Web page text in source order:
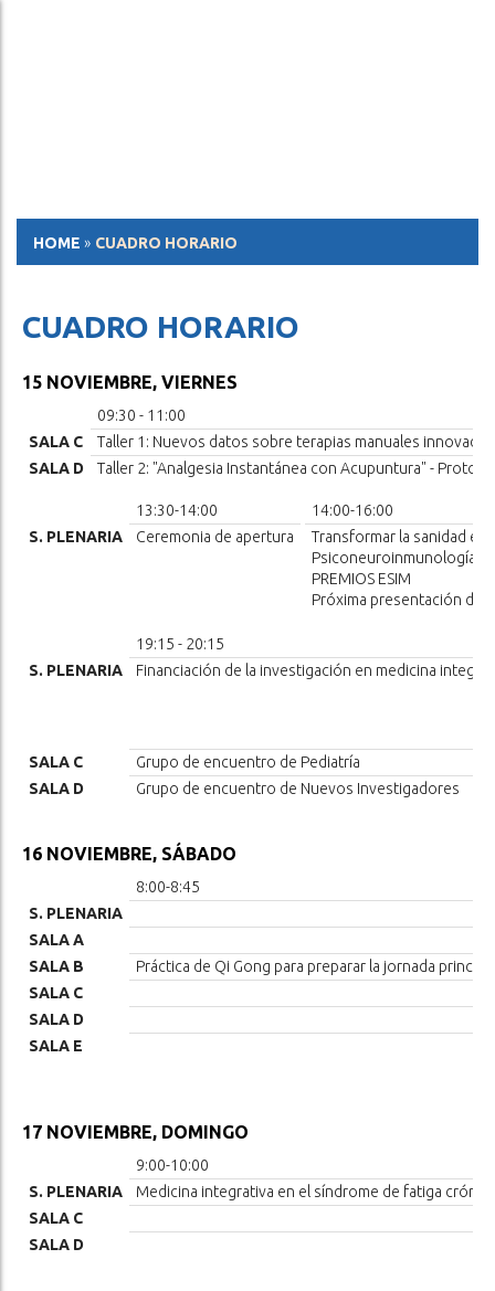
HOME » CUADRO HORARIO
CUADRO HORARIO
15 NOVIEMBRE, VIERNES
SALA C
SALA D
09:30 - 11:00
Taller 1: Nuevos datos sobre terapias manuales
Taller 2: "Analgesia Instantánea con Acupuntura" -
S. PLENARIA
13:30-14:00
Ceremonia de apertura
14:00-16:00
Transformar la sanidad en
Psiconeuroinmunología y
PREMIOS ESIM
Próxima presentación del
S. PLENARIA
SALA C
SALA D
19:15 - 20:15
Financiación de la investigación en medicina
Grupo de encuentro de Pediatría
Grupo de encuentro de Nuevos Investigadores
16 NOVIEMBRE, SÁBADO
S. PLENARIA
SALA A
SALA B
SALA C
SALA D
SALA E
8:00-8:45
Práctica de Qi Gong para preparar la jornada
17 NOVIEMBRE, DOMINGO
S. PLENARIA
SALA C
SALA D
9:00-10:00
Medicina integrativa en el síndrome de fatiga crónica